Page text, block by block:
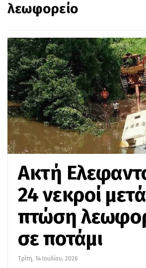
λεωφορείο
Ακτή
24 νεκροί
πτώση
σε ποτάμι
Τρίτη, 14 Ιουλίου, 2026